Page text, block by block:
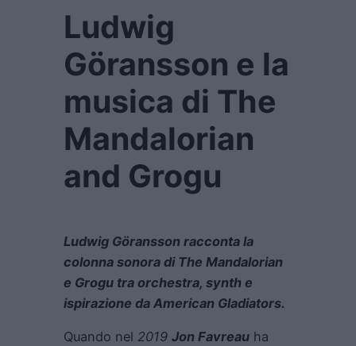
Ludwig
Göransson e la
musica di The
Mandalorian
and Grogu
Ludwig Göransson racconta la
colonna sonora di The Mandalorian
e Grogu tra orchestra, synth e
ispirazione da American Gladiators.
Quando nel 2019 Jon Favreau ha